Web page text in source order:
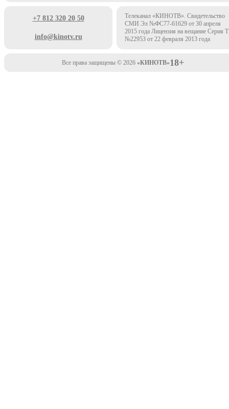
+7 812 320 20 50
info@kinotv.ru
Телеканал «КИНОТВ». Свидетельство
СМИ Эл №ФС77-61629 от 30 апреля
2015 года Лицензия на вещание Серия
№22953 от 22 февраля 2013 года
Все права защищены © 2026 «КИНОТВ»18+